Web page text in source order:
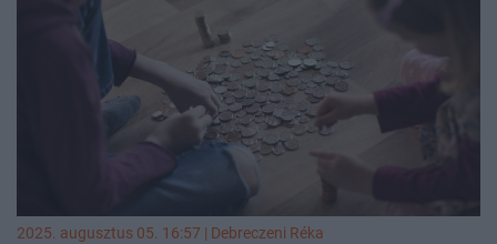
foglalkozó uniós ügynökség előző (2024. januári adatokon
alapuló) felmérésében a magyar minimálbér euróban
kifejezett összege még a román minimálbért is
meghaladta, azonban Romániában két emelés révén közel
23%-kal nőtt az előírt legkisebb kereset összege 2024
januárja és 2025 januárja között szemben a hazai 9%-os
2025. augusztus 05. 16:57 | Debreczeni Réka